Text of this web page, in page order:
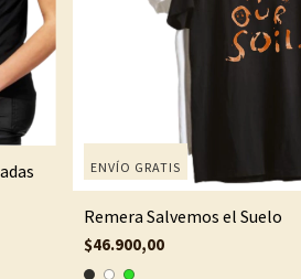
ENVÍO GRATIS
Remera Salvemos el Suelo
$46.900,00